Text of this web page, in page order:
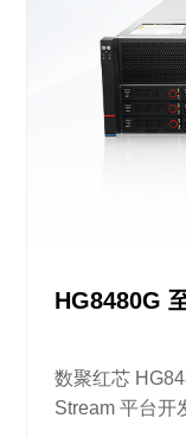
HG8480G
数聚红芯
Stream 平台开